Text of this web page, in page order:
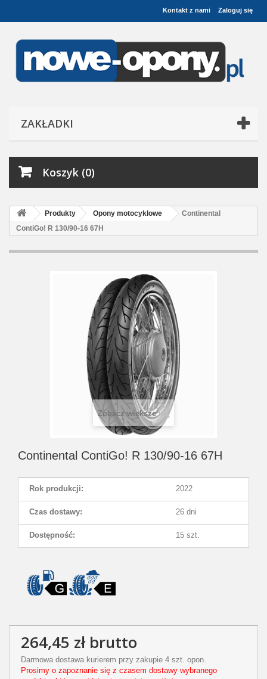
Zaloguj się
Kontakt z nami
ZAKŁADKI
Koszyk (0)
Produkty Opony motocyklowe
Continental
ContiGo! R 130/90-16 67H
Zobacz większe
Continental ContiGo! R 130/90-16 67H
Rok produkcji: 2022
Czas dostawy: 26 dni
Dostępność: 15 szt.
264,45 złbrutto
Darmowa dostawa kurierem przy zakupie 4 szt. opon.
Prosimy o zapoznanie się z czasem dostawy wybranego